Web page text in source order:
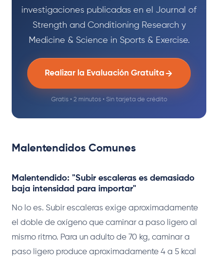
investigaciones publicadas en el Journal of
Strength and Conditioning Research y
Medicine & Science in Sports & Exercise.
Realizar la Evaluación Gratuita
Gratis • 2 minutos • Sin tarjeta de crédito
Malentendidos Comunes
Malentendido: "Subir escaleras es demasiado
baja intensidad para importar"
No lo es. Subir escaleras exige aproximadamente
el doble de oxígeno que caminar a paso ligero al
mismo ritmo. Para un adulto de 70 kg, caminar a
paso ligero produce aproximadamente 4 a 5 kcal